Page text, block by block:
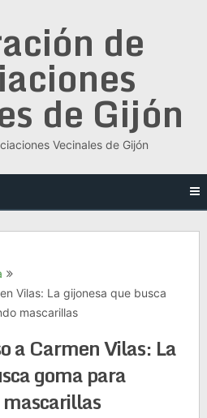
de
de Gijón
Vecinales de Gijón
Vilas: La gijonesa que busca
mascarillas
a Carmen Vilas: La
goma para